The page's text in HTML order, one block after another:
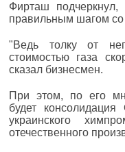
Фирташ
правильным шагом со
"Ведь толку от
стоимостью газа
сказал бизнесмен.
При этом, по его
будет
украинского
отечественного